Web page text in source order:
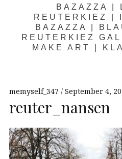
BAZAZZA |
REUTERKIEZ |
BAZAZZA |
REUTERKIEZ
MAKE ART |
memyself_347 September 4,
reuter_nansen